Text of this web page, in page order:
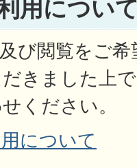
用につい
び閲覧をご
きました上
ください。
について